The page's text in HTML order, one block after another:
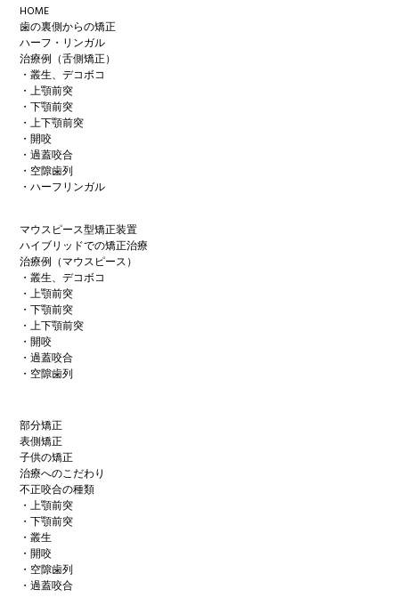
Footer
HOME
歯の裏側からの矯正
ハーフ・リンガル
治療例（舌側矯正）
・叢生、デコボコ
・上顎前突
・下顎前突
・上下顎前突
・開咬
・過蓋咬合
・空隙歯列
・ハーフリンガル
マウスピース型矯正装置
ハイブリッドでの矯正治療
治療例（マウスピース）
・叢生、デコボコ
・上顎前突
・下顎前突
・上下顎前突
・開咬
・過蓋咬合
・空隙歯列
部分矯正
表側矯正
子供の矯正
治療へのこだわり
不正咬合の種類
・上顎前突
・下顎前突
・叢生
・開咬
・空隙歯列
・過蓋咬合